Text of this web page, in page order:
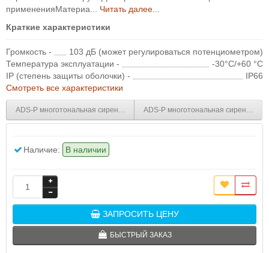
примененияМатериа... Читать далее...
Краткие характеристики
Громкость -
103 дБ (может регулироваться потенциометром)
Температура эксплуатации -
-30°C/+60 °C
IP (степень защиты оболочки) -
IP66
Смотреть все характеристики
ADS-P многотональная сирена со встроенным светодиодным
ADS-P многотональная сирена со
Наличие: В наличии
ЗАПРОСИТЬ ЦЕНУ
БЫСТРЫЙ ЗАКАЗ